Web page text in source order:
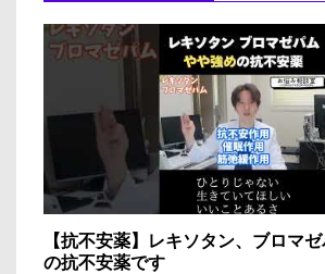
【抗不安薬】レキソタン、ブロマ
の抗不安薬です